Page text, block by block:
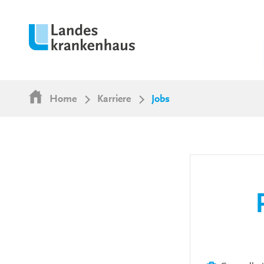
Home Karriere Jobs